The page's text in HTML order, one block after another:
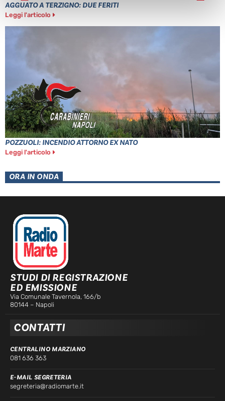
AGGUATO A TERZIGNO: DUE FERITI
Leggi l'articolo
POZZUOLI: INCENDIO ATTORNO EX NATO
Leggi l'articolo
ORA IN ONDA
STUDI DI REGISTRAZIONE
ED EMISSIONE
Via Comunale Tavernola, 166/b
80144 – Napoli
CONTATTI
CENTRALINO MARZIANO
081 636 363
E-MAIL SEGRETERIA
segreteria@radiomarte.it